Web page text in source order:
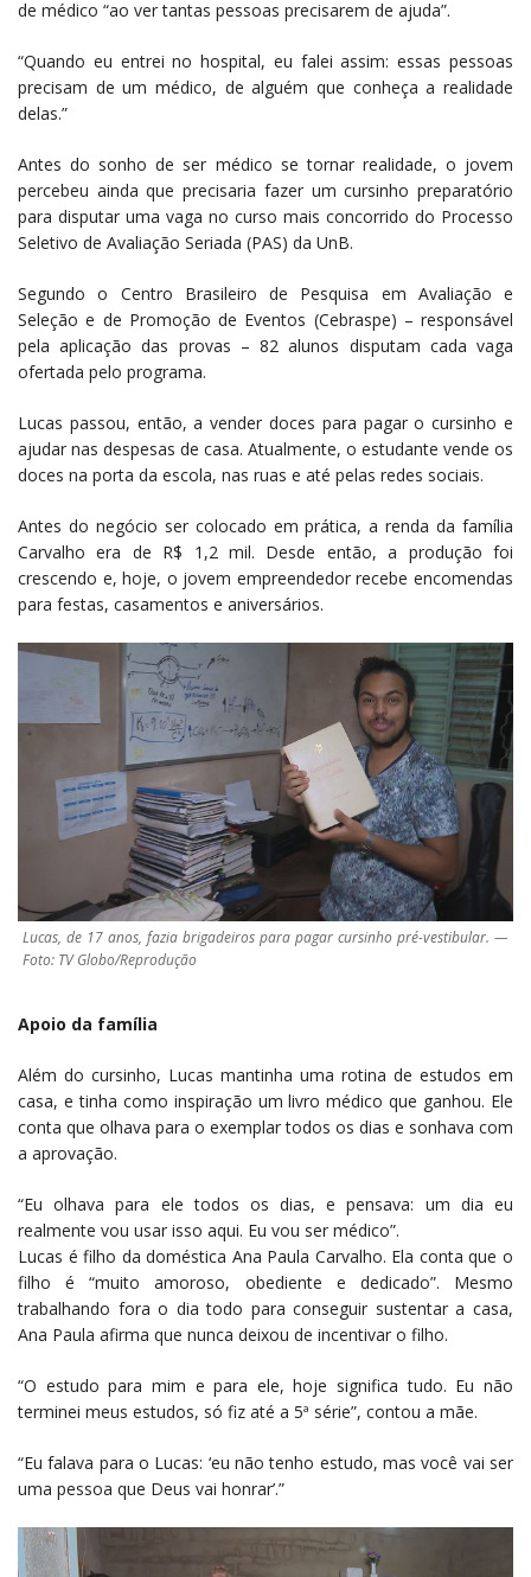
de médico “ao ver tantas pessoas precisarem de ajuda”.
“Quando eu entrei no hospital, eu falei assim: essas pessoas
precisam de um médico, de alguém que conheça a realidade
delas.”
Antes do sonho de ser médico se tornar realidade, o jovem
percebeu ainda que precisaria fazer um cursinho preparatório
para disputar uma vaga no curso mais concorrido do Processo
Seletivo de Avaliação Seriada (PAS) da UnB.
Segundo o Centro Brasileiro de Pesquisa em Avaliação e
Seleção e de Promoção de Eventos (Cebraspe) – responsável
pela aplicação das provas – 82 alunos disputam cada vaga
ofertada pelo programa.
Lucas passou, então, a vender doces para pagar o cursinho e
ajudar nas despesas de casa. Atualmente, o estudante vende os
doces na porta da escola, nas ruas e até pelas redes sociais.
Antes do negócio ser colocado em prática, a renda da família
Carvalho era de R$ 1,2 mil. Desde então, a produção foi
crescendo e, hoje, o jovem empreendedor recebe encomendas
para festas, casamentos e aniversários.
Lucas, de 17 anos, fazia brigadeiros para pagar cursinho pré-vestibular. —
Foto: TV Globo/Reprodução
Apoio da família
Além do cursinho, Lucas mantinha uma rotina de estudos em
casa, e tinha como inspiração um livro médico que ganhou. Ele
conta que olhava para o exemplar todos os dias e sonhava com
a aprovação.
“Eu olhava para ele todos os dias, e pensava: um dia eu
realmente vou usar isso aqui. Eu vou ser médico”.
Lucas é filho da doméstica Ana Paula Carvalho. Ela conta que o
filho é “muito amoroso, obediente e dedicado”. Mesmo
trabalhando fora o dia todo para conseguir sustentar a casa,
Ana Paula afirma que nunca deixou de incentivar o filho.
“O estudo para mim e para ele, hoje significa tudo. Eu não
terminei meus estudos, só fiz até a 5ª série”, contou a mãe.
“Eu falava para o Lucas: ‘eu não tenho estudo, mas você vai ser
uma pessoa que Deus vai honrar’.”